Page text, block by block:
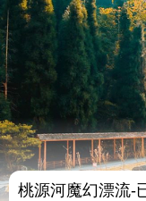
桃源河魔幻漂流-
